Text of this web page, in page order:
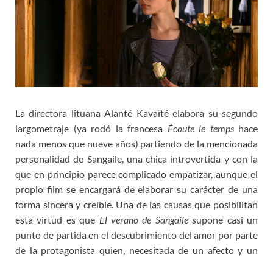
La directora lituana Alanté Kavaïté elabora su segundo
largometraje (ya rodó la francesa Écoute le tempshace
nada menos que nueve años) partiendo de la mencionada
personalidad de Sangaile, una chica introvertida y con la
que en principio parece complicado empatizar, aunque el
propio film se encargará de elaborar su carácter de una
forma sincera y creíble. Una de las causas que posibilitan
esta virtud es que El verano de Sangailesupone casi un
punto de partida en el descubrimiento del amor por parte
de la protagonista quien, necesitada de un afecto y un